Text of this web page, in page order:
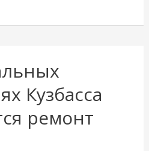
Кузбасса
ремонт